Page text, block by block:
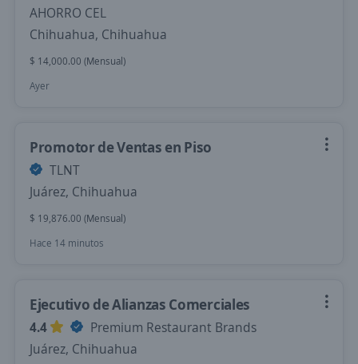
AHORRO CEL
Chihuahua, Chihuahua
$ 14,000.00 (Mensual)
Ayer
Promotor de Ventas en Piso
TLNT
Juárez, Chihuahua
$ 19,876.00 (Mensual)
Hace 14 minutos
Ejecutivo de Alianzas Comerciales
4.4
Premium Restaurant Brands
Juárez, Chihuahua